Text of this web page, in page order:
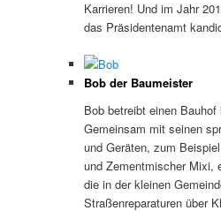
Karrieren! Und im Jahr
das Präsidentenamt
Bob der Baumeister
Bob betreibt einen Bauhof
Gemeinsam mit seinen
und Geräten, zum
und Zementmischer Mixi,
die in der kleinen
Straßenreparaturen über